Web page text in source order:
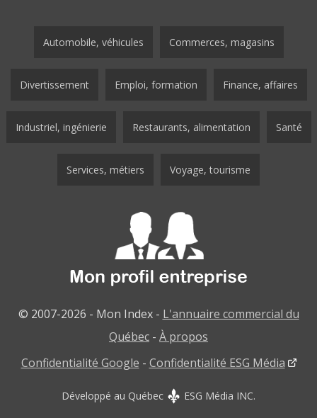
Automobile, véhicules Commerces, magasins
Divertissement Emploi, formation Finance, affaires
Industriel, ingénierie Restaurants, alimentation Santé
Services, métiers Voyage, tourisme
© 2007-2026 - Mon Index - L'annuaire commercial du
Québec - À propos
Confidentialité Google - Confidentialité ESG Média
Développé au Québec ESG Média INC.